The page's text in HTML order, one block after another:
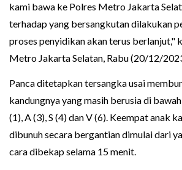
kami bawa ke Polres Metro Jakarta
terhadap yang bersangkutan dilakukan
proses penyidikan akan terus berlanjut,"
Metro Jakarta Selatan, Rabu (20/12/
Panca ditetapkan tersangka usai
kandungnya yang masih berusia di
(1), A (3), S (4) dan V (6). Keempat anak
dibunuh secara bergantian dimulai dari
cara dibekap selama 15 menit.